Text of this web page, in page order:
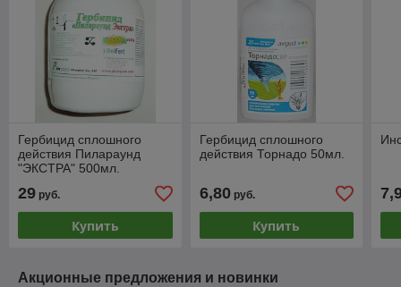
Гербицид сплошного
действия Пилараунд
"ЭКСТРА" 500мл.
29 руб.
Купить
Гербицид сплошного
действия Торнадо 50мл.
6,80руб.
Купить
Акционные предложения и новинки